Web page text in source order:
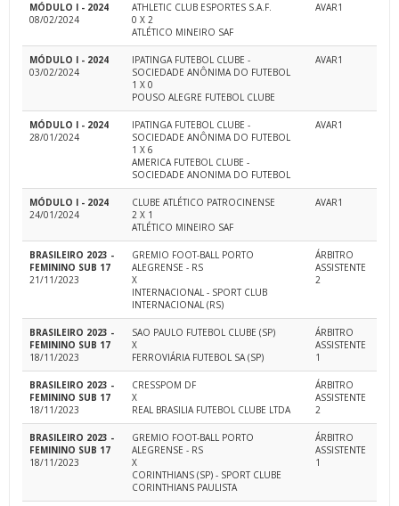
MÓDULO I - 2024
08/02/2024
ATHLETIC CLUB ESPORTES S.A.F.
0 X 2
ATLÉTICO MINEIRO SAF
AVAR1
MÓDULO I - 2024
03/02/2024
IPATINGA FUTEBOL CLUBE -
SOCIEDADE ANÔNIMA DO FUTEBOL
1 X 0
POUSO ALEGRE FUTEBOL CLUBE
AVAR1
MÓDULO I - 2024
28/01/2024
IPATINGA FUTEBOL CLUBE -
SOCIEDADE ANÔNIMA DO FUTEBOL
1 X 6
AMERICA FUTEBOL CLUBE -
SOCIEDADE ANONIMA DO FUTEBOL
AVAR1
MÓDULO I - 2024
24/01/2024
CLUBE ATLÉTICO PATROCINENSE
2 X 1
ATLÉTICO MINEIRO SAF
AVAR1
BRASILEIRO 2023 -
FEMININO SUB 17
21/11/2023
GREMIO FOOT-BALL PORTO
ALEGRENSE - RS
X
INTERNACIONAL - SPORT CLUB
INTERNACIONAL (RS)
ÁRBITRO
ASSISTENTE
2
BRASILEIRO 2023 -
FEMININO SUB 17
18/11/2023
SAO PAULO FUTEBOL CLUBE (SP)
X
FERROVIÁRIA FUTEBOL SA (SP)
ÁRBITRO
ASSISTENTE
1
BRASILEIRO 2023 -
FEMININO SUB 17
18/11/2023
CRESSPOM DF
X
REAL BRASILIA FUTEBOL CLUBE LTDA
ÁRBITRO
ASSISTENTE
2
BRASILEIRO 2023 -
FEMININO SUB 17
18/11/2023
GREMIO FOOT-BALL PORTO
ALEGRENSE - RS
X
CORINTHIANS (SP) - SPORT CLUBE
CORINTHIANS PAULISTA
ÁRBITRO
ASSISTENTE
1